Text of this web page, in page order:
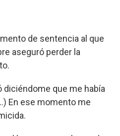
de sentencia al que
aseguró perder la
diciéndome que me había
En ese momento me